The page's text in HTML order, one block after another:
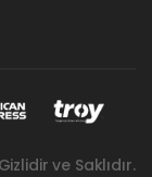
ve Saklıdır.